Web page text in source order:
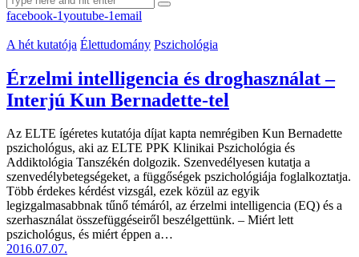
facebook-1youtube-1email
A hét kutatója Élettudomány Pszichológia
Érzelmi intelligencia és droghasználat –
Interjú Kun Bernadette-tel
Az ELTE ígéretes kutatója díjat kapta nemrégiben Kun Bernadette
pszichológus, aki az ELTE PPK Klinikai Pszichológia és
Addiktológia Tanszékén dolgozik. Szenvedélyesen kutatja a
szenvedélybetegségeket, a függőségek pszichológiája foglalkoztatja.
Több érdekes kérdést vizsgál, ezek közül az egyik
legizgalmasabbnak tűnő témáról, az érzelmi intelligencia (EQ) és a
szerhasználat összefüggéseiről beszélgettünk. – Miért lett
pszichológus, és miért éppen a…
2016.07.07.